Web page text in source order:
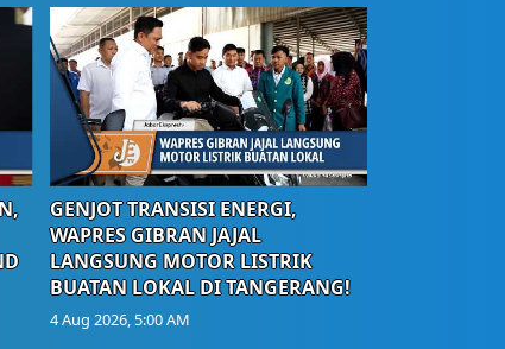
GENJOT TRANSISI ENERGI,
WAPRES GIBRAN JAJAL
LANGSUNG MOTOR LISTRIK
BUATAN LOKAL DI TANGERANG!
4 Aug 2026, 5:00 AM